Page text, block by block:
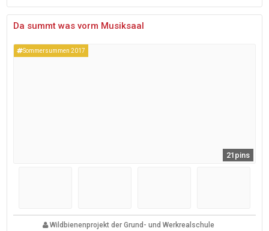
Da summt was vorm Musiksaal
Sommersummen 2017
21pins
Wildbienenprojekt der Grund- und Werkrealschule